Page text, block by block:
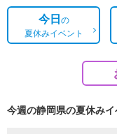
今日の
夏休みイベント
今週の静岡県の夏休み